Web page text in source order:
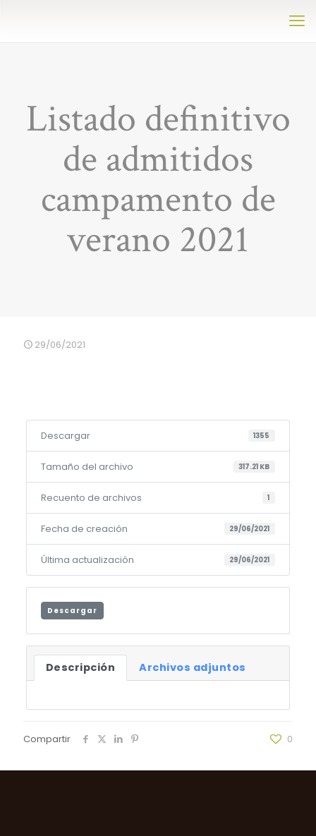
Listado definitivo
de admitidos
campamento de
verano 2021
29/06/2021
Descargar 1355
Tamaño del archivo 317.21 KB
Recuento de archivos 1
Fecha de creación 29/06/2021
Última actualización 29/06/2021
Descargar
Descripción Archivos adjuntos
Compartir 0